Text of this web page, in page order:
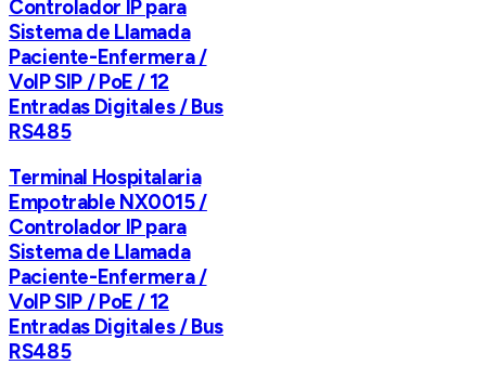
Controlador IP para
Sistema de Llamada
Paciente-Enfermera /
VoIP SIP / PoE / 12
Entradas Digitales / Bus
RS485
Terminal Hospitalaria
Empotrable NX0015 /
Controlador IP para
Sistema de Llamada
Paciente-Enfermera /
VoIP SIP / PoE / 12
Entradas Digitales / Bus
RS485